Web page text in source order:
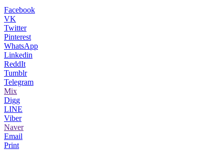
Facebook
VK
Twitter
Pinterest
WhatsApp
Linkedin
ReddIt
Tumblr
Telegram
Mix
Digg
LINE
Viber
Naver
Email
Print